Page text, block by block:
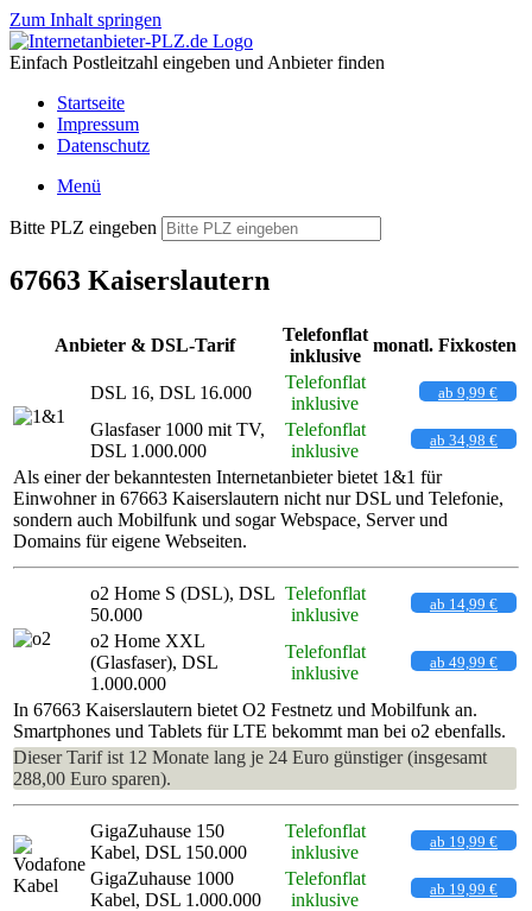
Zum Inhalt springen
Einfach Postleitzahl eingeben und Anbieter finden
Startseite
Impressum
Datenschutz
Menü
Bitte PLZ eingeben
67663 Kaiserslautern
Anbieter & DSL-Tarif
Telefonflat
inklusive
monatl. Fixkosten
DSL 16, DSL 16.000
Telefonflat
inklusive
ab 9,99 €
Glasfaser 1000 mit TV,
DSL 1.000.000
Telefonflat
inklusive
ab 34,98 €
Als einer der bekanntesten Internetanbieter bietet 1&1 für
Einwohner in 67663 Kaiserslautern nicht nur DSL und Telefonie,
sondern auch Mobilfunk und sogar Webspace, Server und
Domains für eigene Webseiten.
o2 Home S (DSL), DSL
50.000
Telefonflat
inklusive
ab 14,99 €
o2 Home XXL
(Glasfaser), DSL
1.000.000
Telefonflat
inklusive
ab 49,99 €
In 67663 Kaiserslautern bietet O2 Festnetz und Mobilfunk an.
Smartphones und Tablets für LTE bekommt man bei o2 ebenfalls.
Dieser Tarif ist 12 Monate lang je 24 Euro günstiger (insgesamt
288,00 Euro sparen).
GigaZuhause 150
Kabel, DSL 150.000
Telefonflat
inklusive
ab 19,99 €
GigaZuhause 1000
Kabel, DSL 1.000.000
Telefonflat
inklusive
ab 19,99 €